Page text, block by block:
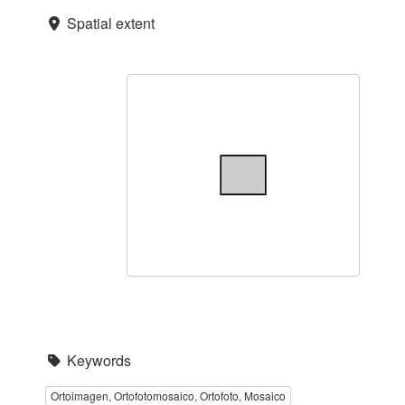
Spatial extent
Keywords
Ortoimagen, Ortofotomosaico, Ortofoto, Mosaico